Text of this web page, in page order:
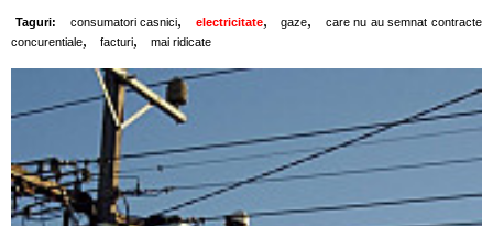
Taguri: consumatori casnici, electricitate, gaze,
care nu au semnat contracte
concurentiale, facturi, mai ridicate